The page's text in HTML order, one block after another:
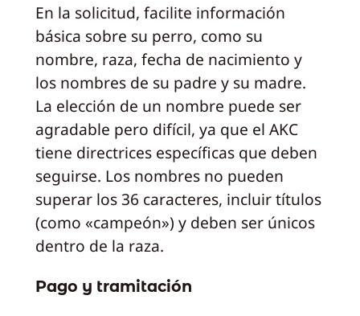
En la solicitud, facilite información
básica sobre su perro, como su
nombre, raza, fecha de nacimiento y
los nombres de su padre y su madre.
La elección de un nombre puede ser
agradable pero difícil, ya que el AKC
tiene directrices específicas que deben
seguirse. Los nombres no pueden
superar los 36 caracteres, incluir títulos
(como «campeón») y deben ser únicos
dentro de la raza.
Pago y tramitación